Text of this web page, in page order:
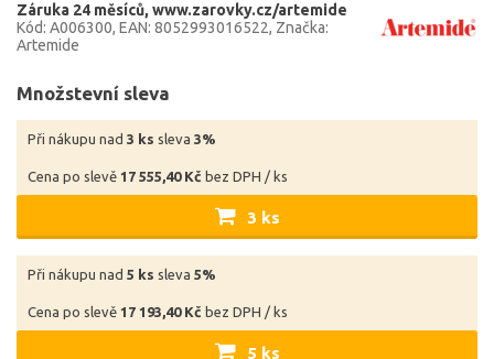
Záruka 24 měsíců www.zarovky.cz/artemide
Kód: A006300 EAN: 8052993016522 Značka:
Artemide
Množstevní sleva
Při nákupu nad 3 ks sleva 3%
Cena po slevě 17 555,40 Kč bez DPH / ks
3 ks
Při nákupu nad 5 ks sleva 5%
Cena po slevě 17 193,40 Kč bez DPH / ks
5 ks